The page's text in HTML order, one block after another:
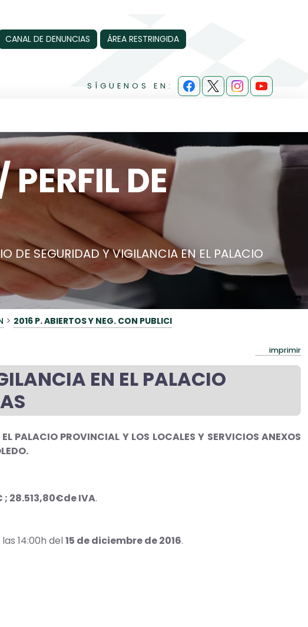
CANAL DE DENUNCIAS ÁREA RESTRINGIDA
SÍGUENOS EN:
DE
DE SEGURIDAD Y VIGILANCIA EN EL PALACIO
> 2016 P. ABIERTOS Y NEG. CON PUBLICI
imprimir
EN EL PALACIO
PALACIO PROVINCIAL Y LOS LOCALES Y SERVICIOS ANEXOS
28.513,80€de IVA.
14:00h del15 de diciembre de 2016.